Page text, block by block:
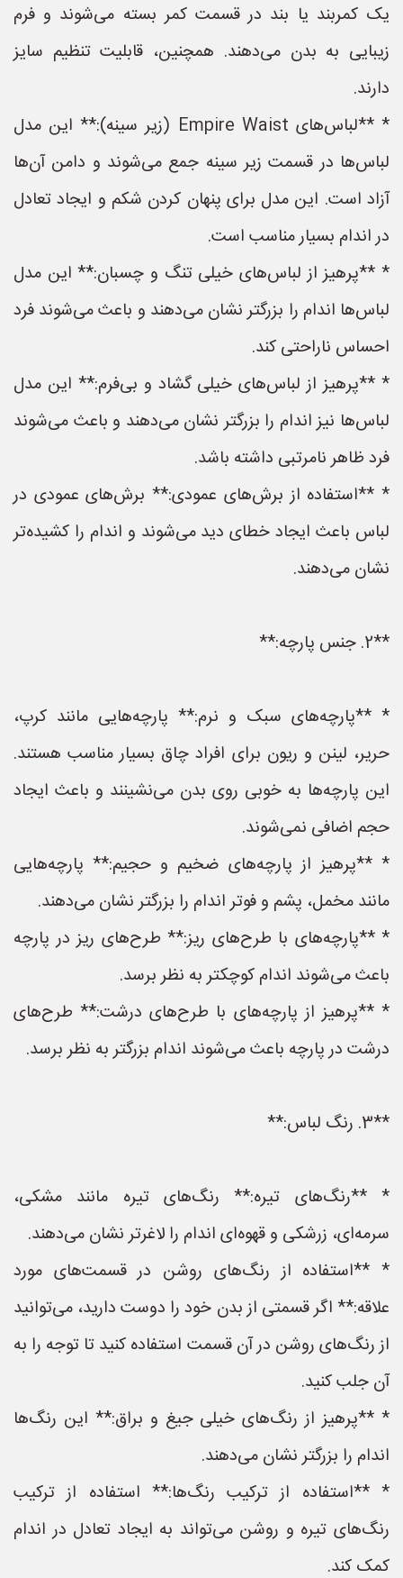
یک کمربند یا بند در قسمت کمر بسته می‌شوند و فرم
زیبایی به بدن می‌دهند. همچنین، قابلیت تنظیم سایز
دارند.
* **لباس‌های Empire Waist (زیر سینه):** این مدل
لباس‌ها در قسمت زیر سینه جمع می‌شوند و دامن آن‌ها
آزاد است. این مدل برای پنهان کردن شکم و ایجاد تعادل
در اندام بسیار مناسب است.
* **پرهیز از لباس‌های خیلی تنگ و چسبان:** این مدل
لباس‌ها اندام را بزرگتر نشان می‌دهند و باعث می‌شوند فرد
احساس ناراحتی کند.
* **پرهیز از لباس‌های خیلی گشاد و بی‌فرم:** این مدل
لباس‌ها نیز اندام را بزرگتر نشان می‌دهند و باعث می‌شوند
فرد ظاهر نامرتبی داشته باشد.
* **استفاده از برش‌های عمودی:** برش‌های عمودی در
لباس باعث ایجاد خطای دید می‌شوند و اندام را کشیده‌تر
نشان می‌دهند.
**2. جنس پارچه:**
* **پارچه‌های سبک و نرم:** پارچه‌هایی مانند کرپ،
حریر، لینن و ریون برای افراد چاق بسیار مناسب هستند.
این پارچه‌ها به خوبی روی بدن می‌نشینند و باعث ایجاد
حجم اضافی نمی‌شوند.
* **پرهیز از پارچه‌های ضخیم و حجیم:** پارچه‌هایی
مانند مخمل، پشم و فوتر اندام را بزرگتر نشان می‌دهند.
* **پارچه‌های با طرح‌های ریز:** طرح‌های ریز در پارچه
باعث می‌شوند اندام کوچکتر به نظر برسد.
* **پرهیز از پارچه‌های با طرح‌های درشت:** طرح‌های
درشت در پارچه باعث می‌شوند اندام بزرگتر به نظر برسد.
**3. رنگ لباس:**
* **رنگ‌های تیره:** رنگ‌های تیره مانند مشکی،
سرمه‌ای، زرشکی و قهوه‌ای اندام را لاغرتر نشان می‌دهند.
* **استفاده از رنگ‌های روشن در قسمت‌های مورد
علاقه:** اگر قسمتی از بدن خود را دوست دارید، می‌توانید
از رنگ‌های روشن در آن قسمت استفاده کنید تا توجه را به
آن جلب کنید.
* **پرهیز از رنگ‌های خیلی جیغ و براق:** این رنگ‌ها
اندام را بزرگتر نشان می‌دهند.
* **استفاده از ترکیب رنگ‌ها:** استفاده از ترکیب
رنگ‌های تیره و روشن می‌تواند به ایجاد تعادل در اندام
کمک کند.